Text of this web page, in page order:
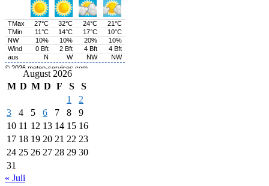
August 2026
M D M D F S
S
1
2
3
4 5 6 7 8
9
10 11 12 13 14 15 16
17 18 19 20 21 22 23
24 25 26 27 28 29 30
31
« Juli